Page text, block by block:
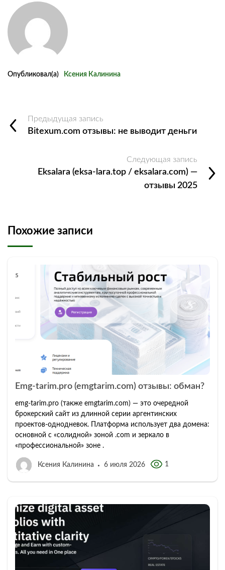
Опубликовал(а) Ксения Калинина
Предыдущая запись
Bitexum.com отзывы: не выводит деньги
Следующая запись
Eksalara (eksa‑lara.top / eksalara.com) —
отзывы 2025
Похожие записи
Emg-tarim.pro (emgtarim.com) отзывы: обман?
emg-tarim.pro (также emgtarim.com) — это очередной
брокерский сайт из длинной серии аргентинских
проектов-однодневок. Платформа использует два домена:
основной с «солидной» зоной .com и зеркало в
«профессиональной» зоне .
Ксения Калинина 6 июля 2026 1